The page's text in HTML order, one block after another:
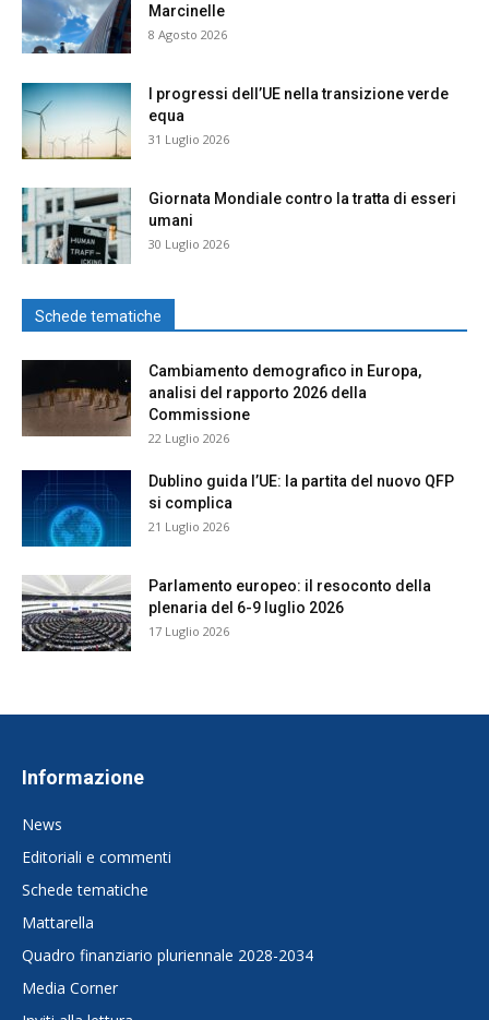
Marcinelle
8 Agosto 2026
I progressi dell’UE nella transizione verde
equa
31 Luglio 2026
Giornata Mondiale contro la tratta di esseri
umani
30 Luglio 2026
Schede tematiche
Cambiamento demografico in Europa,
analisi del rapporto 2026 della
Commissione
22 Luglio 2026
Dublino guida l’UE: la partita del nuovo QFP
si complica
21 Luglio 2026
Parlamento europeo: il resoconto della
plenaria del 6-9 luglio 2026
17 Luglio 2026
Informazione
News
Editoriali e commenti
Schede tematiche
Mattarella
Quadro finanziario pluriennale 2028-2034
Media Corner